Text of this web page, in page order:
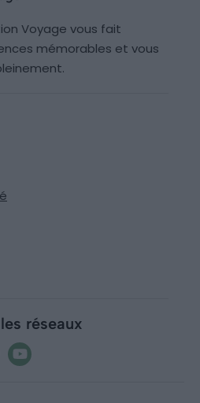
Voyage vous fait
mémorables et vous
réseaux